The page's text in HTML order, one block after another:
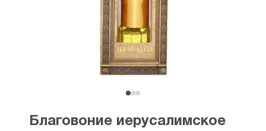
Благовоние иерусалимское